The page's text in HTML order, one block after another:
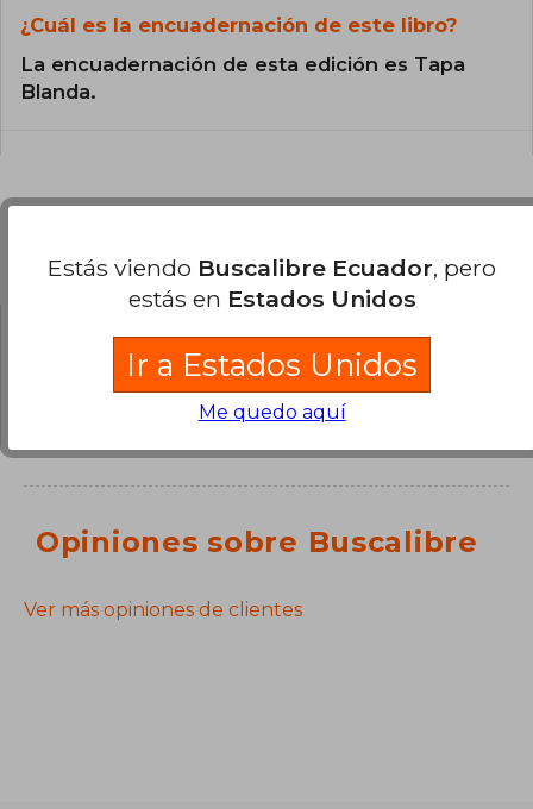
¿Cuál es la encuadernación de este libro?
La encuadernación de esta edición es Tapa
Blanda.
Preguntas y respuestas sobre el libro
¿Tienes una pregunta sobre el libro?
para poder agregar tu propia pregunta.
Opiniones sobre Buscalibre
Ver más opiniones de clientes
Estás viendo Buscalibre Ecuador, pero
estás en Estados Unidos
Ir a Estados Unidos
Me quedo aquí